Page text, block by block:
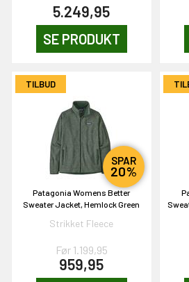
5.249,95
SE PRODUKT
TILBUD
SPAR
20%
Patagonia Womens Better
Sweater Jacket, Hemlock Green
Strikket Fleece
Før 1.199,95
959,95
DELTAG!
NEJ TAK!